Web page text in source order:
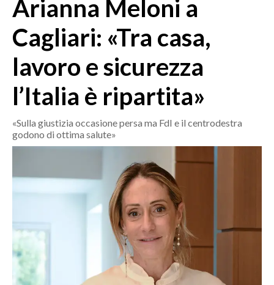
MEDIO CAMPIDANO
SASSARI E PROVINCIA
GALLURA
NUORO E PROVINCIA
OGLIASTRA
CRONACA
SERVIZI ALLE IMPRESE
Arianna Meloni a
Cagliari: «Tra casa,
lavoro e sicurezza
l’Italia è ripartita»
«Sulla giustizia occasione persa ma FdI e il centrodestra
godono di ottima salute»